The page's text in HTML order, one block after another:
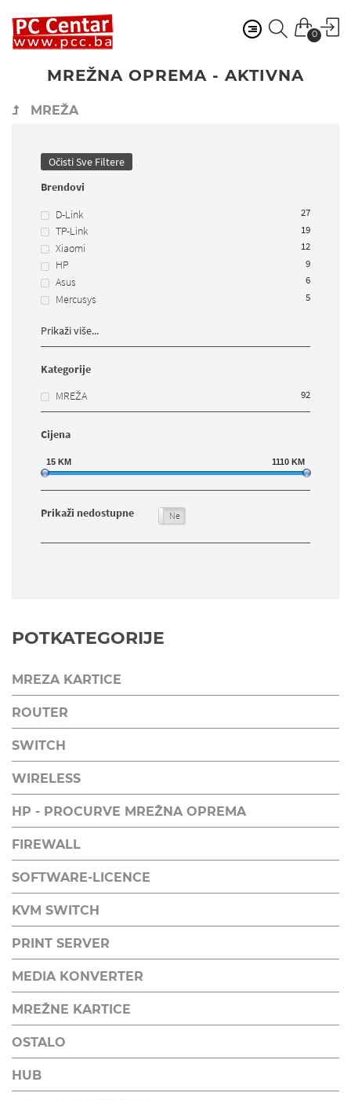
0
MREŽNA OPREMA - AKTIVNA
MREŽA
Očisti Sve Filtere
Brendovi
D-Link
27
TP-Link 19
Xiaomi 12
HP 9
Asus 6
Mercusys 5
Prikaži više...
Kategorije
MREŽA
92
Cijena
15 KM 1110 KM
Prikaži nedostupne Ne
POTKATEGORIJE
MREZA KARTICE
ROUTER
SWITCH
WIRELESS
HP - PROCURVE MREŽNA OPREMA
FIREWALL
SOFTWARE-LICENCE
KVM SWITCH
PRINT SERVER
MEDIA KONVERTER
MREŽNE KARTICE
OSTALO
HUB